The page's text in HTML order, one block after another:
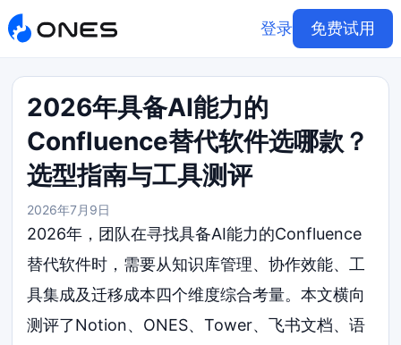
登录 免费试用
2026年具备AI能力的
Confluence替代软件选哪款？
选型指南与工具测评
2026年7月9日
2026年，团队在寻找具备AI能力的Confluence
替代软件时，需要从知识库管理、协作效能、工
具集成及迁移成本四个维度综合考量。本文横向
测评了Notion、ONES、Tower、飞书文档、语